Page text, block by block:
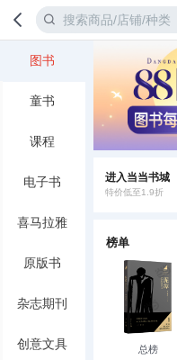
图书
童书
课程
电子书
喜马拉雅
原版书
杂志期刊
创意文具
进入当当书城
特价低至1.9折
榜单
总榜